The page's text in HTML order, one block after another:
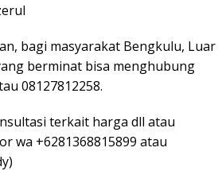
bagi masyarakat Bengkulu, Luar
berminat bisa menghubung
08127812258.
terkait harga dll atau
wa +6281368815899 atau